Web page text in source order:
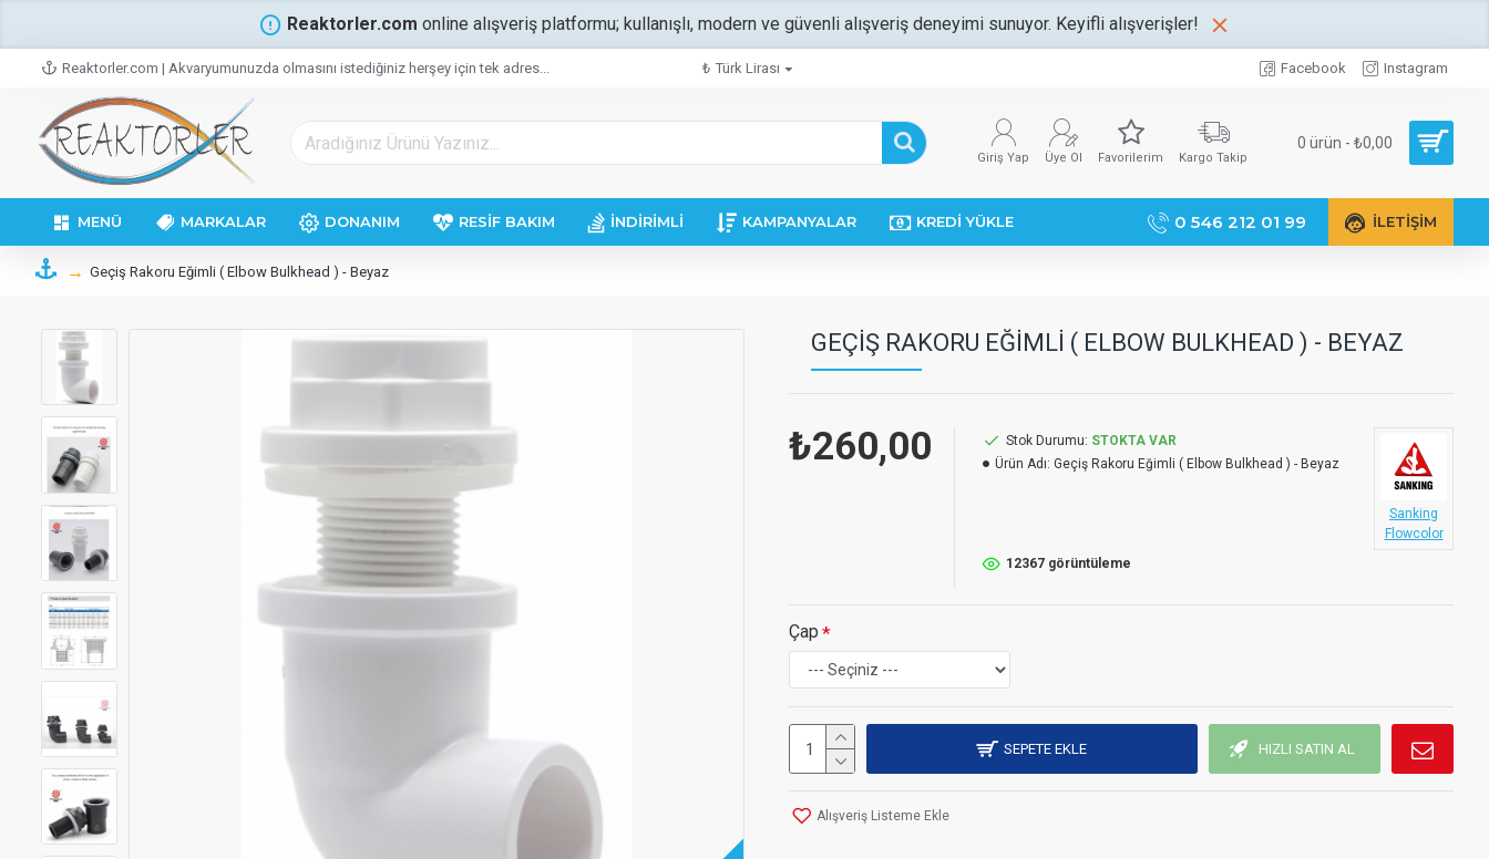
Reaktorler.com online alışveriş platformu; kullanışlı, modern ve güvenli alışveriş deneyimi sunuyor. Keyifli alışverişler!
Reaktorler.com | Akvaryumunuzda olmasını istediğiniz herşey için tek adres... ₺ Türk Lirası Facebook Instagram
Giriş Yap Üye Ol Favorilerim Kargo Takip
0 ürün - ₺0,00
MENÜ MARKALAR DONANIM RESIF BAKIM İNDIRIMLI KAMPANYALAR KREDI YÜKLE 0 546 212 01 99 İLETIŞIM
Geçiş Rakoru Eğimli ( Elbow Bulkhead ) - Beyaz
GEÇIŞ RAKORU EĞIMLI ( ELBOW BULKHEAD ) - BEYAZ
₺260,00 Stok Durumu: STOKTA VAR
Ürün Adı: Geçiş Rakoru Eğimli ( Elbow Bulkhead ) - Beyaz
Sanking
Flowcolor
12367 görüntüleme
Çap
SEPETE EKLE HIZLI SATIN AL
Alışveriş Listeme Ekle